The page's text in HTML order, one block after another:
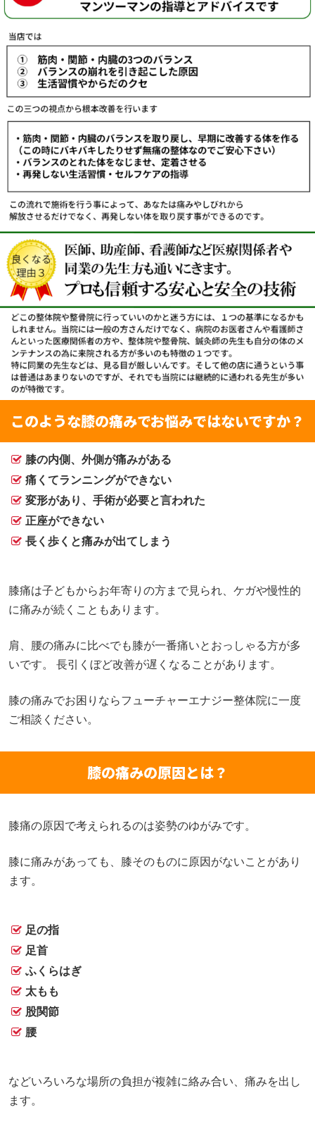
このような膝の痛みでお悩みではないですか？
膝の内側、外側が痛みがある
痛くてランニングができない
変形があり、手術が必要と言われた
正座ができない
長く歩くと痛みが出てしまう
膝痛は子どもからお年寄りの方まで見られ、ケガや慢性的
に痛みが続くこともあります。
肩、腰の痛みに比べでも膝が一番痛いとおっしゃる方が多
いです。 長引くぼど改善が遅くなることがあります。
膝の痛みでお困りならフューチャーエナジー整体院に一度
ご相談ください。
膝の痛みの原因とは？
膝痛の原因で考えられるのは姿勢のゆがみです。
膝に痛みがあっても、膝そのものに原因がないことがあり
ます。
足の指
足首
ふくらはぎ
太もも
股関節
腰
などいろいろな場所の負担が複雑に絡み合い、痛みを出し
ます。